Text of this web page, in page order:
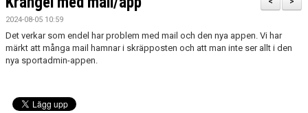
2024-08-05 10:59
Det verkar som endel har problem med mail och den nya appen. Vi har
märkt att många mail hamnar i skräpposten och att man inte ser allt i den
nya sportadmin-appen.